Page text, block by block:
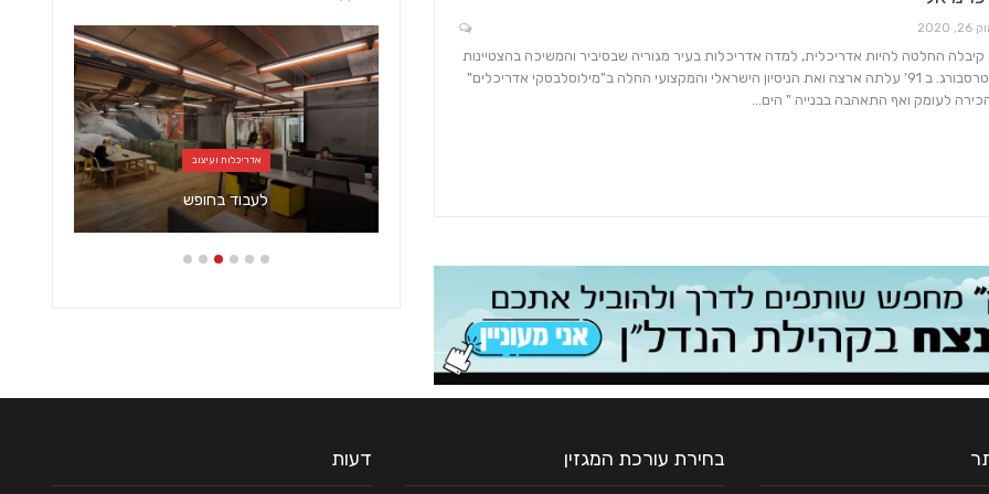
2020
13 היא קיבלה החלטה להיות אדריכלית, למדה אדריכלות בעיר מגוריה שבסיביר והמשיכה בהצטיינות
בעיר סנט פטרסבורג. ב 91' עלתה ארצה ואת הניסיון הישראלי והמקצועי החלה ב"מילוסלבסקי אדריכלים"
לעומק ואף התאהבה בבנייה " הים…
אדריכלות ועיצוב
לעבוד בחופש
בחירת עורכת המגזין דעות